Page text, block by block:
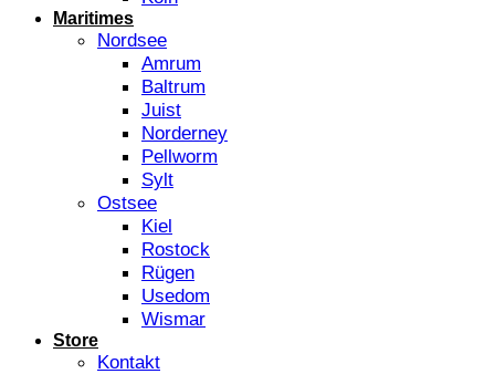
Maritimes
Nordsee
Amrum
Baltrum
Juist
Norderney
Pellworm
Sylt
Ostsee
Kiel
Rostock
Rügen
Usedom
Wismar
Store
Kontakt